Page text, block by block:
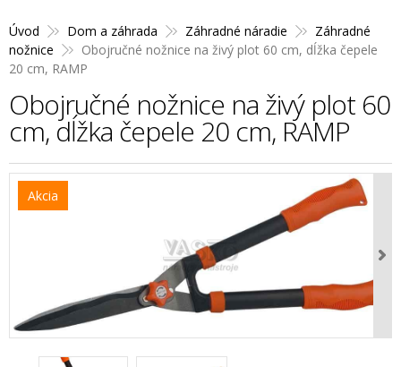
Úvod Dom a záhrada Záhradné náradie
Záhradné
nožnice
Obojručné nožnice na živý plot 60 cm, dĺžka čepele
20 cm, RAMP
Obojručné nožnice na živý plot 60
cm, dĺžka čepele 20 cm, RAMP
Akcia